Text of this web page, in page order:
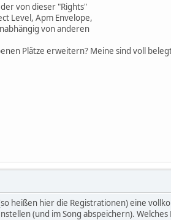
von dieser "Rights"
Level, Apm Envelope,
von anderen
Plätze erweitern? Meine sind voll
heißen hier die Registrationen) eine
(und im Song abspeichern).